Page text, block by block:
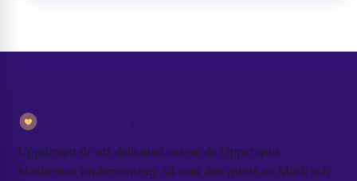
Uppdraget är att dela med oss av de Uppstigna
Mästarnas undervisning, så som den givits av Mark och